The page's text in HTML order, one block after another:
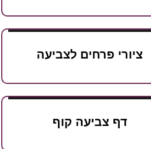
ציורי פרחים לצביעה
דף צביעה קוף